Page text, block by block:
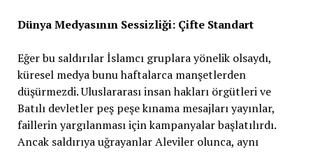
Dünya Medyasının Sessizliği: Çifte Standart
Eğer bu saldırılar İslamcı gruplara yönelik olsaydı,
küresel medya bunu haftalarca manşetlerden
düşürmezdi. Uluslararası insan hakları örgütleri ve
Batılı devletler peş peşe kınama mesajları yayınlar,
faillerin yargılanması için kampanyalar başlatılırdı.
Ancak saldırıya uğrayanlar Aleviler olunca, aynı